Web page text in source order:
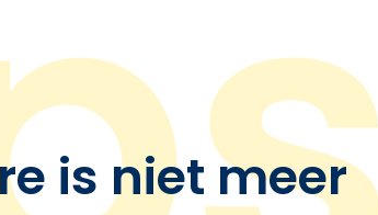
is niet meer